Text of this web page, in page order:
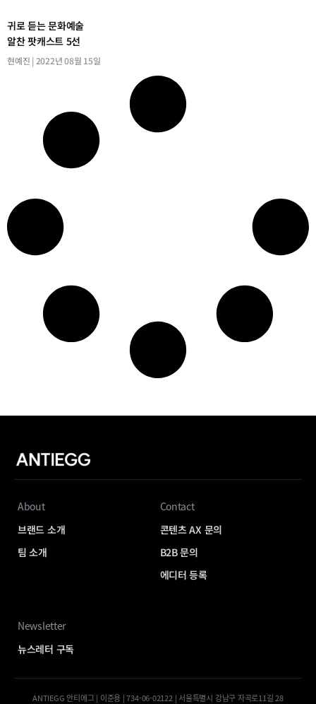
귀로 듣는 문화예술
알찬 팟캐스트 5선
현예진 2022년 08월 15일
About
브랜드 소개
팀 소개
Contact
콘텐츠 AX 문의
B2B 문의
에디터 등록
Newsletter
뉴스레터 구독
ANTIEGG 안티에그 | 이준용 | 734-06-02122 | 서울특별시 강남구 자곡로11길 28